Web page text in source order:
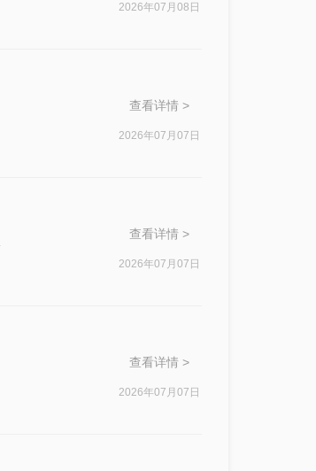
2026年07月08日
查看详情 >
2026年07月07日
查看详情 >
2026年07月07日
查看详情 >
2026年07月07日